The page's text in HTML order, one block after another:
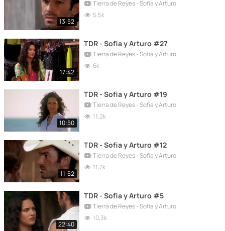
13:52
Tierra de Reyes - Sofia y Arturo
5,5k
17:42
TDR - Sofia y Arturo #27
Tierra de Reyes - Sofia y Arturo
6k
10:50
TDR - Sofia y Arturo #19
Tierra de Reyes - Sofia y Arturo
11,2k
11:52
TDR - Sofia y Arturo #12
Tierra de Reyes - Sofia y Arturo
11,7k
22:40
TDR - Sofia y Arturo #5
Tierra de Reyes - Sofia y Arturo
10,3k